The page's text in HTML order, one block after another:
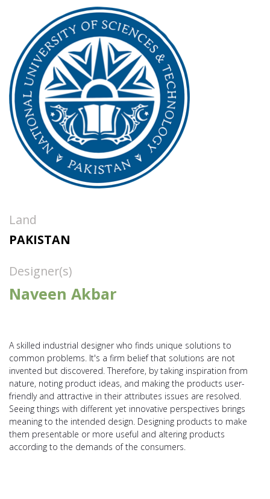
Land
PAKISTAN
Designer(s)
Naveen Akbar
A skilled industrial designer who finds unique solutions to
common problems. It's a firm belief that solutions are not
invented but discovered. Therefore, by taking inspiration from
nature, noting product ideas, and making the products user-
friendly and attractive in their attributes issues are resolved.
Seeing things with different yet innovative perspectives brings
meaning to the intended design. Designing products to make
them presentable or more useful and altering products
according to the demands of the consumers.